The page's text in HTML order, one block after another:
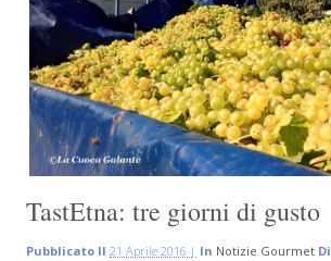
TastEtna: tre giorni di gusto
Pubblicato Il21 Aprile 2016 | In Notizie Gourmet Di